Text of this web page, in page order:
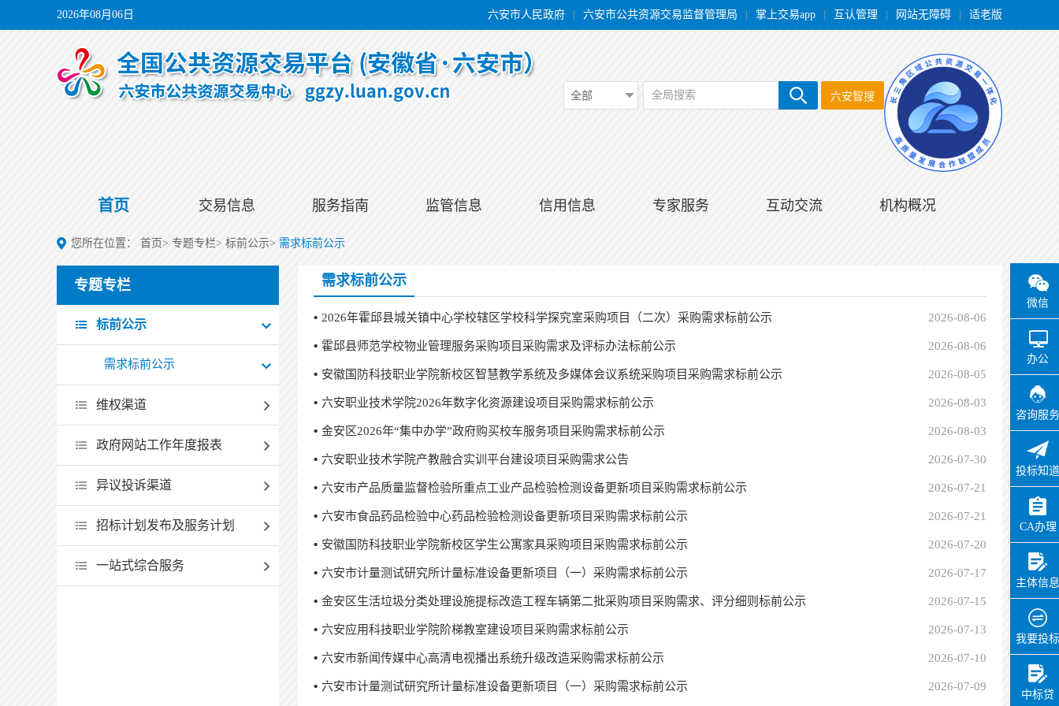
2026年08月06日 六安市人民政府 六安市公共资源交易监督管理局 掌上交易app 互认管理 网站无障碍 适老版
全部 全局搜索 六安智搜
首页 交易信息 服务指南 监管信息 信用信息 专家服务 互动交流 机构概况
微信
办公
咨询服务
投标知道
CA办理
主体信息
我要投标
中标贷
您所在位置： 首页> 专题专栏> 标前公示> 需求标前公示
专题专栏
标前公示
需求标前公示
维权渠道
政府网站工作年度报表
异议投诉渠道
招标计划发布及服务计划
一站式综合服务
需求标前公示
2026-08-06
2026年霍邱县城关镇中心学校辖区学校科学探究室采购项目（二次）采购需求标前公示
2026-08-06
霍邱县师范学校物业管理服务采购项目采购需求及评标办法标前公示
2026-08-05
安徽国防科技职业学院新校区智慧教学系统及多媒体会议系统采购项目采购需求标前公示
2026-08-03
六安职业技术学院2026年数字化资源建设项目采购需求标前公示
2026-08-03
金安区2026年“集中办学”政府购买校车服务项目采购需求标前公示
2026-07-30
六安职业技术学院产教融合实训平台建设项目采购需求公告
2026-07-21
六安市产品质量监督检验所重点工业产品检验检测设备更新项目采购需求标前公示
2026-07-21
六安市食品药品检验中心药品检验检测设备更新项目采购需求标前公示
2026-07-20
安徽国防科技职业学院新校区学生公寓家具采购项目采购需求标前公示
2026-07-17
六安市计量测试研究所计量标准设备更新项目（一）采购需求标前公示
2026-07-15
金安区生活垃圾分类处理设施提标改造工程车辆第二批采购项目采购需求、评分细则标前公示
2026-07-13
六安应用科技职业学院阶梯教室建设项目采购需求标前公示
2026-07-10
六安市新闻传媒中心高清电视播出系统升级改造采购需求标前公示
2026-07-09
六安市计量测试研究所计量标准设备更新项目（一）采购需求标前公示